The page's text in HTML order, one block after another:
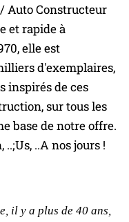
Auto Constructeur
et rapide à
elle est
d'exemplaires,
inspirés de ces
sur tous les
base de notre offre.
..A nos jours !
il y a plus de 40 ans,